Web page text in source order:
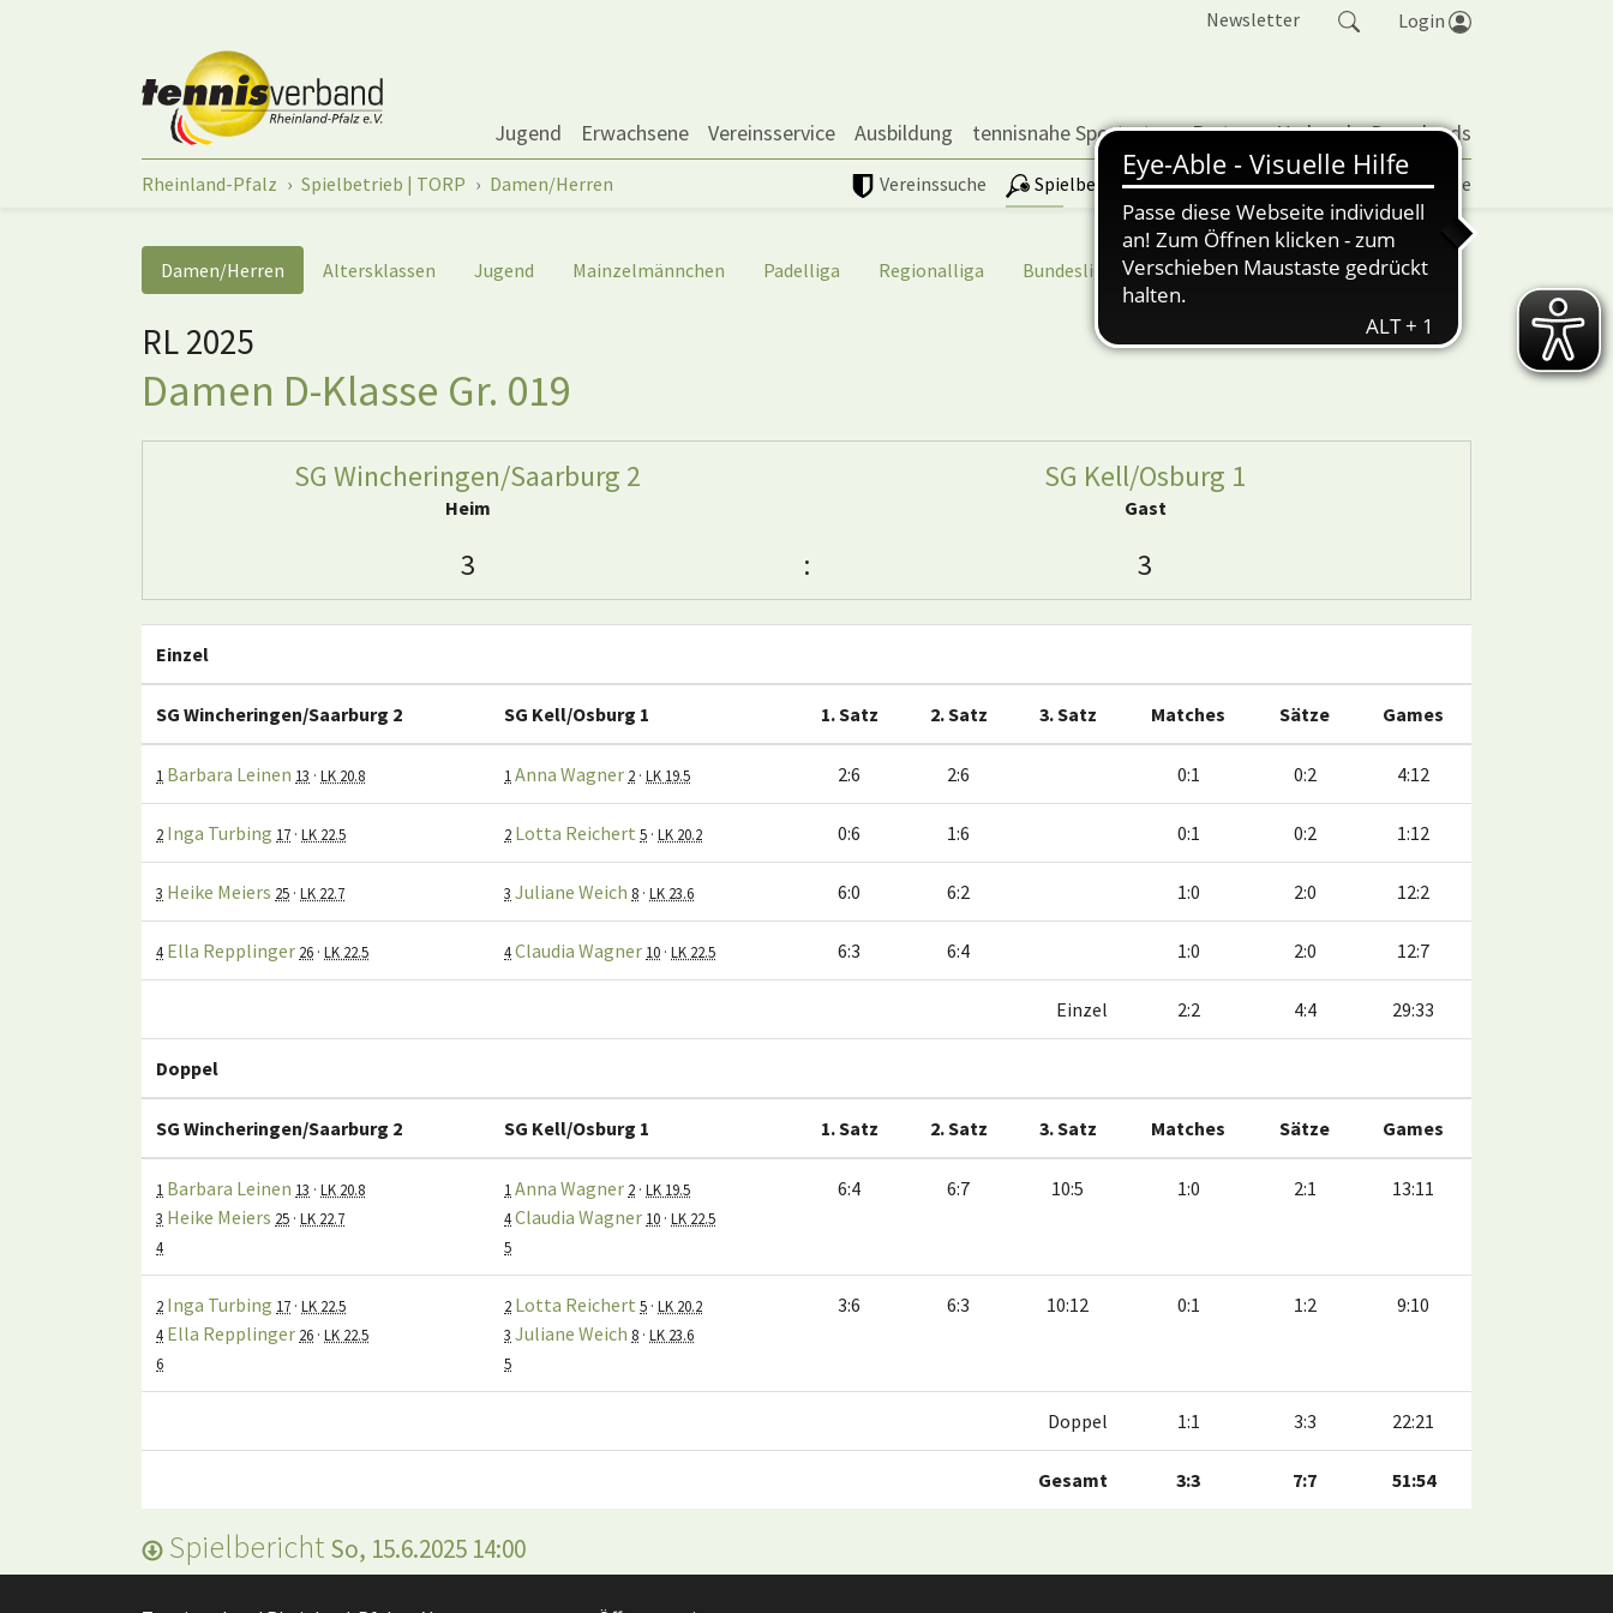
Newsletter Login
Jugend Erwachsene Vereinsservice Ausbildung tennisnahe Sportarten Partner Verband Downloads
Vereinssuche Spielbetrieb | TORP Vereinspokal Turniere
Sie sind hier:
Rheinland-Pfalz Spielbetrieb | TORP Damen/Herren
Damen/Herren Altersklassen Jugend Mainzelmännchen Padelliga Regionalliga Bundesliga nuScore
RL 2025
Damen D-Klasse Gr. 019
SG Wincheringen/Saarburg 2
Heim
SG Kell/Osburg 1
Gast
3 : 3
Einzel
SG Wincheringen/Saarburg 2 SG Kell/Osburg 1 1. Satz 2. Satz 3. Satz Matches Sätze Games
1 Barbara Leinen 13 · LK 20.8 1 Anna Wagner 2 · LK 19.5 2:6 2:6 0:1 0:2 4:12
2 Inga Turbing 17 · LK 22.5 2 Lotta Reichert 5 · LK 20.2 0:6 1:6 0:1 0:2 1:12
3 Heike Meiers 25 · LK 22.7 3 Juliane Weich 8 · LK 23.6 6:0 6:2 1:0 2:0 12:2
4 Ella Repplinger 26 · LK 22.5 4Claudia Wagner 10 · LK 22.5 6:3 6:4 1:0 2:0 12:7
Einzel 2:2 4:4 29:33
Doppel
SG Wincheringen/Saarburg 2 SG Kell/Osburg 1 1. Satz 2. Satz 3. Satz Matches Sätze Games
1 Barbara Leinen 13 · LK 20.8
3 Heike Meiers 25 · LK 22.7
4
1 Anna Wagner 2 · LK 19.5
4Claudia Wagner 10 · LK 22.5
5
6:4 6:7 10:5 1:0 2:1 13:11
2 Inga Turbing 17 · LK 22.5
4 Ella Repplinger 26 · LK 22.5
6
2 Lotta Reichert 5 · LK 20.2
3 Juliane Weich 8 · LK 23.6
5
3:6 6:3 10:12 0:1 1:2 9:10
Doppel 1:1 3:3 22:21
Gesamt 3:3 7:7 51:54
Spielbericht So, 15.6.2025 14:00